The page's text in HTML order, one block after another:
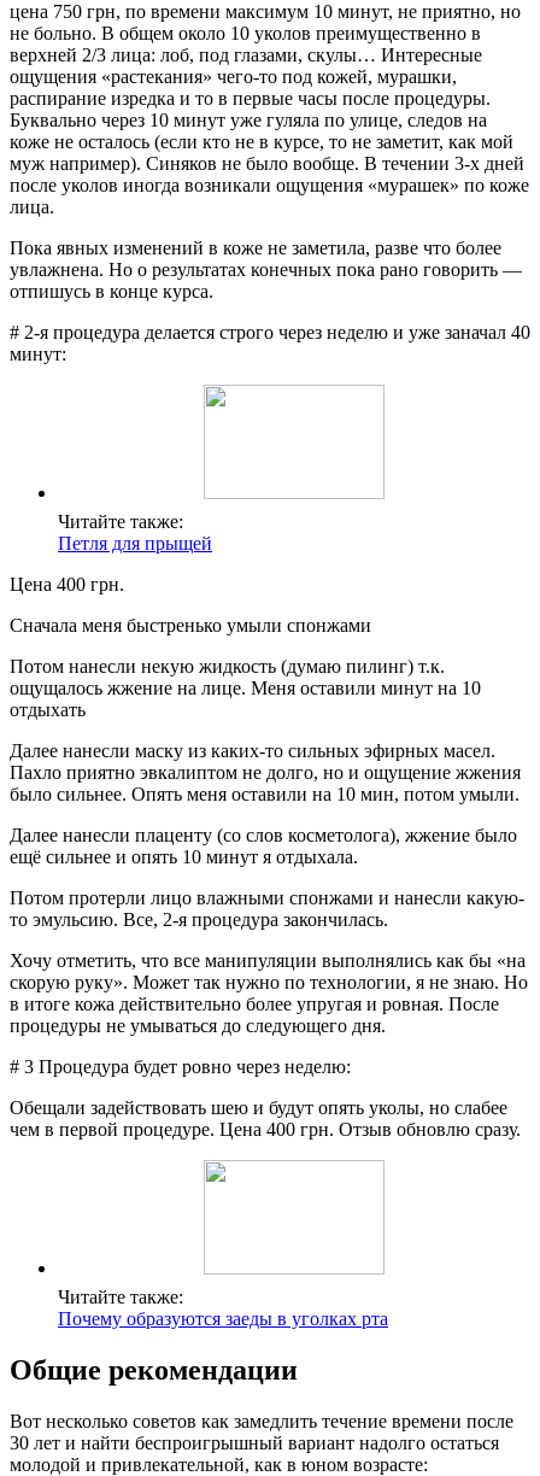
цена 750 грн, по времени максимум 10 минут, не приятно, но
не больно. В общем около 10 уколов преимущественно в
верхней 2/3 лица: лоб, под глазами, скулы… Интересные
ощущения «растекания» чего-то под кожей, мурашки,
распирание изредка и то в первые часы после процедуры.
Буквально через 10 минут уже гуляла по улице, следов на
коже не осталось (если кто не в курсе, то не заметит, как мой
муж например). Синяков не было вообще. В течении 3-х дней
после уколов иногда возникали ощущения «мурашек» по коже
лица.
Пока явных изменений в коже не заметила, разве что более
увлажнена. Но о результатах конечных пока рано говорить —
отпишусь в конце курса.
# 2-я процедура делается строго через неделю и уже заначал 40
минут:
Читайте также:
Петля для прыщей
Цена 400 грн.
Сначала меня быстренько умыли спонжами
Потом нанесли некую жидкость (думаю пилинг) т.к.
ощущалось жжение на лице. Меня оставили минут на 10
отдыхать
Далее нанесли маску из каких-то сильных эфирных масел.
Пахло приятно эвкалиптом не долго, но и ощущение жжения
было сильнее. Опять меня оставили на 10 мин, потом умыли.
Далее нанесли плаценту (со слов косметолога), жжение было
ещё сильнее и опять 10 минут я отдыхала.
Потом протерли лицо влажными спонжами и нанесли какую-
то эмульсию. Все, 2-я процедура закончилась.
Хочу отметить, что все манипуляции выполнялись как бы «на
скорую руку». Может так нужно по технологии, я не знаю. Но
в итоге кожа действительно более упругая и ровная. После
процедуры не умываться до следующего дня.
# 3 Процедура будет ровно через неделю:
Обещали задействовать шею и будут опять уколы, но слабее
чем в первой процедуре. Цена 400 грн. Отзыв обновлю сразу.
Читайте также:
Почему образуются заеды в уголках рта
Общие рекомендации
Вот несколько советов как замедлить течение времени после
30 лет и найти беспроигрышный вариант надолго остаться
молодой и привлекательной, как в юном возрасте: